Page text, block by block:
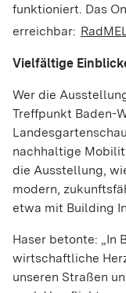
funktioniert. Das
erreichbar:
Vielfältige
Wer die
Treffpunkt Baden-
nachhaltige
die Ausstellung,
modern,
etwa mit Building
Haser betonte: „In
wirtschaftliche
unseren Straßen
Cookie Laufzeit:
Variiert je nach